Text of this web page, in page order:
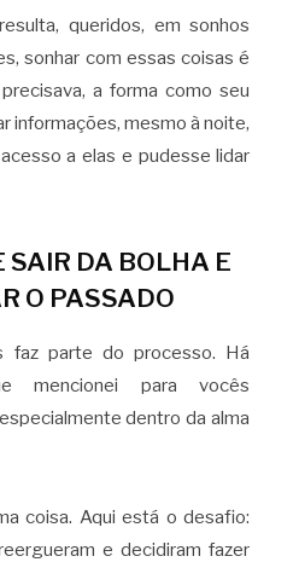
queridos, em sonhos
sonhar com essas coisas é
a forma como seu
informações, mesmo à noite,
a elas e pudesse lidar
SAIR DA BOLHA E
O PASSADO
faz parte do processo. Há
mencionei para vocês
dentro da alma
coisa. Aqui está o desafio:
e decidiram fazer